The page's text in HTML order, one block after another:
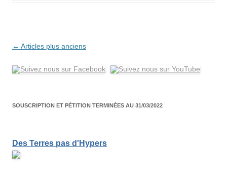
Navigation
articles
← Articles plus anciens
SOUSCRIPTION ET PÉTITION TERMINÉES AU 31/03/2022
Des Terres pas d'Hypers